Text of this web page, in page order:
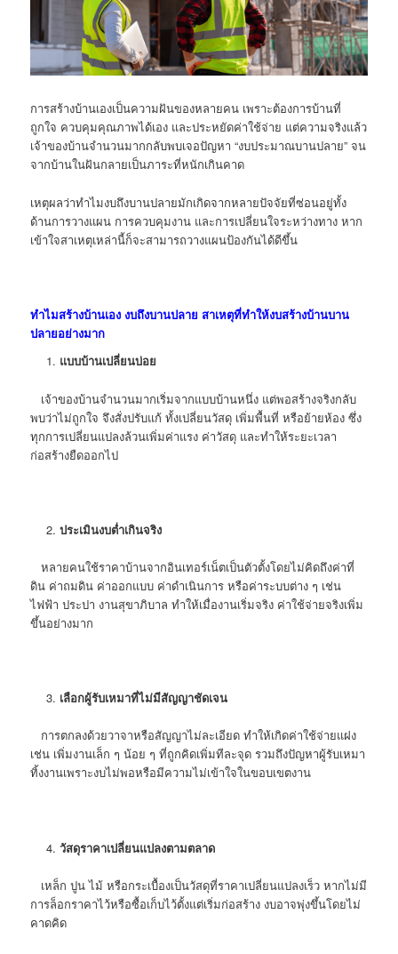
การสร้างบ้านเองเป็นความฝันของหลายคน เพราะต้องการบ้านที่
ถูกใจ ควบคุมคุณภาพได้เอง และประหยัดค่าใช้จ่าย แต่ความจริงแล้ว
เจ้าของบ้านจำนวนมากกลับพบเจอปัญหา “งบประมาณบานปลาย” จน
จากบ้านในฝันกลายเป็นภาระที่หนักเกินคาด
เหตุผลว่าทำไมงบถึงบานปลายมักเกิดจากหลายปัจจัยที่ซ่อนอยู่ทั้ง
ด้านการวางแผน การควบคุมงาน และการเปลี่ยนใจระหว่างทาง หาก
เข้าใจสาเหตุเหล่านี้ก็จะสามารถวางแผนป้องกันได้ดีขึ้น
ทำไมสร้างบ้านเอง งบถึงบานปลาย สาเหตุที่ทำให้งบสร้างบ้านบาน
ปลายอย่างมาก
แบบบ้านเปลี่ยนบ่อย
เจ้าของบ้านจำนวนมากเริ่มจากแบบบ้านหนึ่ง แต่พอสร้างจริงกลับ
พบว่าไม่ถูกใจ จึงสั่งปรับแก้ ทั้งเปลี่ยนวัสดุ เพิ่มพื้นที่ หรือย้ายห้อง ซึ่ง
ทุกการเปลี่ยนแปลงล้วนเพิ่มค่าแรง ค่าวัสดุ และทำให้ระยะเวลา
ก่อสร้างยืดออกไป
ประเมินงบต่ำเกินจริง
หลายคนใช้ราคาบ้านจากอินเทอร์เน็ตเป็นตัวตั้งโดยไม่คิดถึงค่าที่
ดิน ค่าถมดิน ค่าออกแบบ ค่าดำเนินการ หรือค่าระบบต่าง ๆ เช่น
ไฟฟ้า ประปา งานสุขาภิบาล ทำให้เมื่องานเริ่มจริง ค่าใช้จ่ายจริงเพิ่ม
ขึ้นอย่างมาก
เลือกผู้รับเหมาที่ไม่มีสัญญาชัดเจน
การตกลงด้วยวาจาหรือสัญญาไม่ละเอียด ทำให้เกิดค่าใช้จ่ายแฝง
เช่น เพิ่มงานเล็ก ๆ น้อย ๆ ที่ถูกคิดเพิ่มทีละจุด รวมถึงปัญหาผู้รับเหมา
ทิ้งงานเพราะงบไม่พอหรือมีความไม่เข้าใจในขอบเขตงาน
วัสดุราคาเปลี่ยนแปลงตามตลาด
เหล็ก ปูน ไม้ หรือกระเบื้องเป็นวัสดุที่ราคาเปลี่ยนแปลงเร็ว หากไม่มี
การล็อกราคาไว้หรือซื้อเก็บไว้ตั้งแต่เริ่มก่อสร้าง งบอาจพุ่งขึ้นโดยไม่
คาดคิด